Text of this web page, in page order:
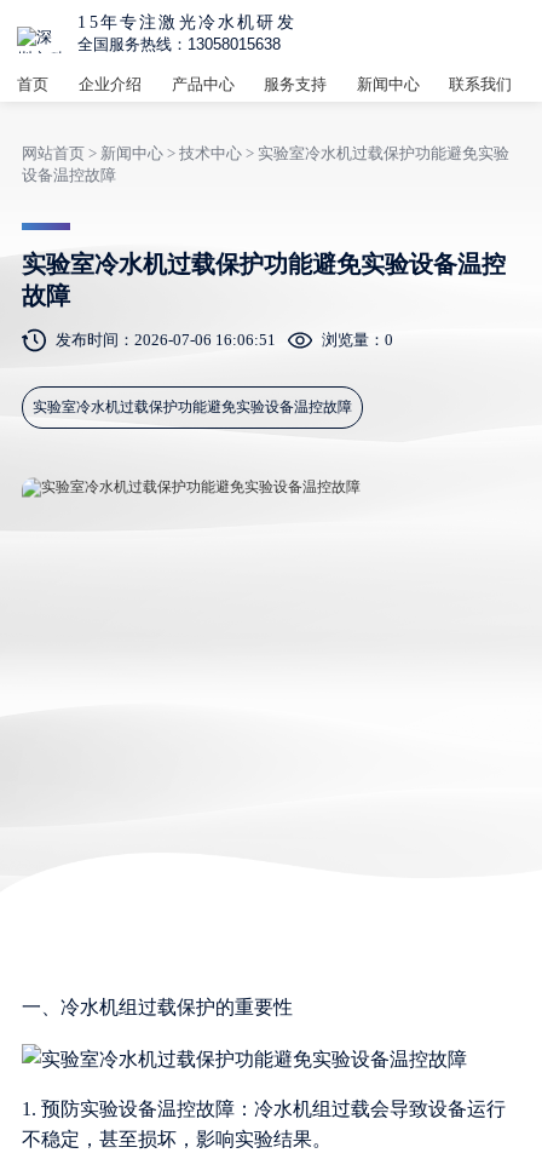
15年专注激光冷水机研发
全国服务热线：13058015638
首页 企业介绍 产品中心 服务支持 新闻中心 联系我们
网站首页> 新闻中心> 技术中心> 实验室冷水机过载保护功能避免实验
设备温控故障
实验室冷水机过载保护功能避免实验设备温控
故障
发布时间：2026-07-06 16:06:51 浏览量： 0
实验室冷水机过载保护功能避免实验设备温控故障
一、冷水机组过载保护的重要性
1. 预防实验设备温控故障：冷水机组过载会导致设备运行
不稳定，甚至损坏，影响实验结果。